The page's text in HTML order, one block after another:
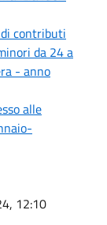
contributi
da 24 a
- anno
alle
12:10